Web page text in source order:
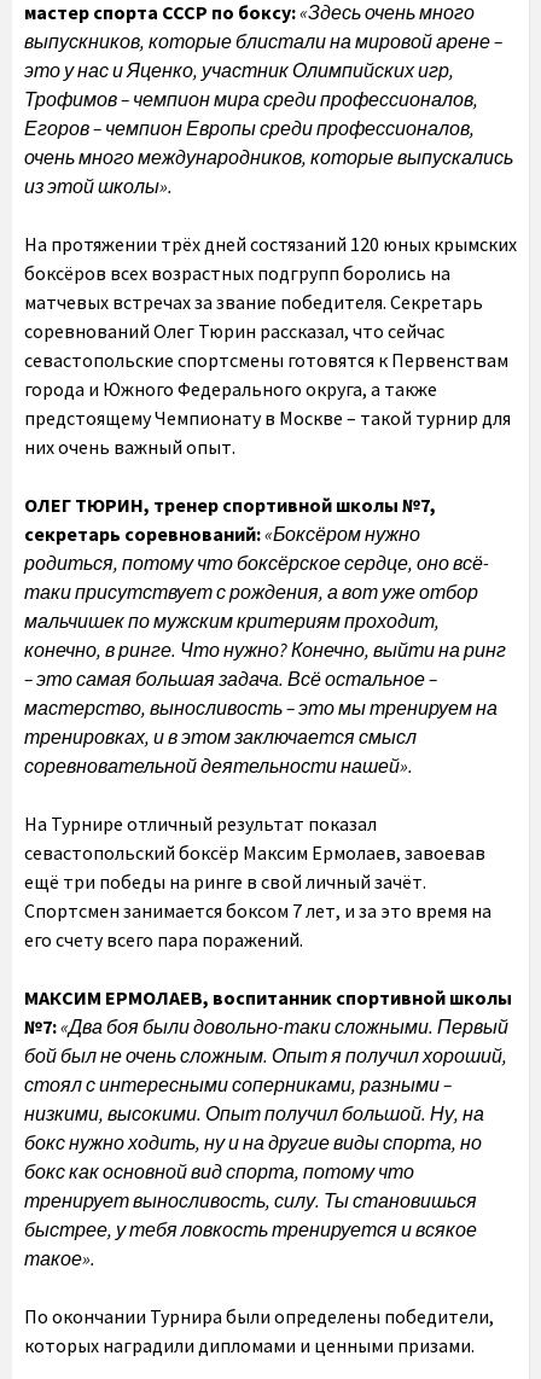
мастер спорта СССР по боксу:«Здесь очень много
выпускников, которые блистали на мировой арене –
это у нас и Яценко, участник Олимпийских игр,
Трофимов – чемпион мира среди профессионалов,
Егоров – чемпион Европы среди профессионалов,
очень много международников, которые выпускались
из этой школы».
На протяжении трёх дней состязаний 120 юных крымских
боксёров всех возрастных подгрупп боролись на
матчевых встречах за звание победителя. Секретарь
соревнований Олег Тюрин рассказал, что сейчас
севастопольские спортсмены готовятся к Первенствам
города и Южного Федерального округа, а также
предстоящему Чемпионату в Москве – такой турнир для
них очень важный опыт.
ОЛЕГ ТЮРИН, тренер спортивной школы №7,
секретарь соревнований:«Боксёром нужно
родиться, потому что боксёрское сердце, оно всё-
таки присутствует с рождения, а вот уже отбор
мальчишек по мужским критериям проходит,
конечно, в ринге. Что нужно? Конечно, выйти на ринг
– это самая большая задача. Всё остальное –
мастерство, выносливость – это мы тренируем на
тренировках, и в этом заключается смысл
соревновательной деятельности нашей».
На Турнире отличный результат показал
севастопольский боксёр Максим Ермолаев, завоевав
ещё три победы на ринге в свой личный зачёт.
Спортсмен занимается боксом 7 лет, и за это время на
его счету всего пара поражений.
МАКСИМ ЕРМОЛАЕВ, воспитанник спортивной школы
№7:«Два боя были довольно-таки сложными. Первый
бой был не очень сложным. Опыт я получил хороший,
стоял с интересными соперниками, разными –
низкими, высокими. Опыт получил большой. Ну, на
бокс нужно ходить, ну и на другие виды спорта, но
бокс как основной вид спорта, потому что
тренирует выносливость, силу. Ты становишься
быстрее, у тебя ловкость тренируется и всякое
такое».
По окончании Турнира были определены победители,
которых наградили дипломами и ценными призами.